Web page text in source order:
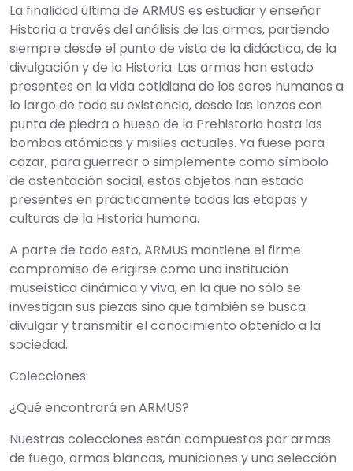
La finalidad última de ARMUS es estudiar y enseñar
Historia a través del análisis de las armas, partiendo
siempre desde el punto de vista de la didáctica, de la
divulgación y de la Historia. Las armas han estado
presentes en la vida cotidiana de los seres humanos a
lo largo de toda su existencia, desde las lanzas con
punta de piedra o hueso de la Prehistoria hasta las
bombas atómicas y misiles actuales. Ya fuese para
cazar, para guerrear o simplemente como símbolo
de ostentación social, estos objetos han estado
presentes en prácticamente todas las etapas y
culturas de la Historia humana.
A parte de todo esto, ARMUS mantiene el firme
compromiso de erigirse como una institución
museística dinámica y viva, en la que no sólo se
investigan sus piezas sino que también se busca
divulgar y transmitir el conocimiento obtenido a la
sociedad.
Colecciones:
¿Qué encontrará en ARMUS?
Nuestras colecciones están compuestas por armas
de fuego, armas blancas, municiones y una selección